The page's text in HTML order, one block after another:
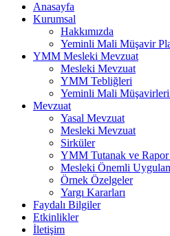
Anasayfa
Kurumsal
Hakkımızda
Yeminli Mali Müşavir
YMM Mesleki Mevzuat
Mesleki Mevzuat
YMM Tebliğleri
Yeminli Mali
Mevzuat
Yasal Mevzuat
Mesleki Mevzuat
Sirküler
YMM Tutanak ve
Mesleki Önemli
Örnek Özelgeler
Yargı Kararları
Faydalı Bilgiler
Etkinlikler
İletişim